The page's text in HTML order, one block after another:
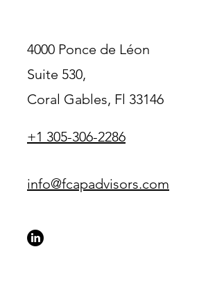
4000 Ponce de Léon
Suite 530,
Coral Gables, Fl 33146
+1 305-306-2286
info@fcapadvisors.com